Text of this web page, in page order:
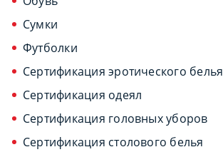
Сумки
Футболки
Сертификация эротического белья
Сертификация одеял
Сертификация головных уборов
Сертификация столового белья